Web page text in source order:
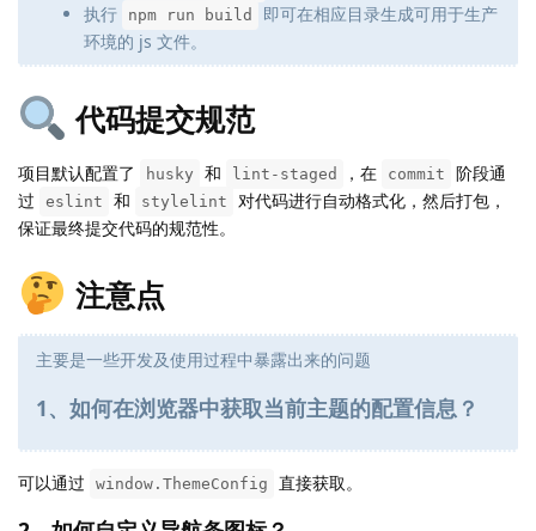
执行
npm run build
即可在相应目录生成可用于生产
环境的 js 文件。
代码提交规范
项目默认配置了 husky 和 lint-staged ，在 commit
阶段通
过
eslint 和 stylelint
对代码进行自动格式化，然后打包，
保证最终提交代码的规范性。
注意点
主要是一些开发及使用过程中暴露出来的问题
1、如何在浏览器中获取当前主题的配置信息？
可以通过 window.ThemeConfig 直接获取。